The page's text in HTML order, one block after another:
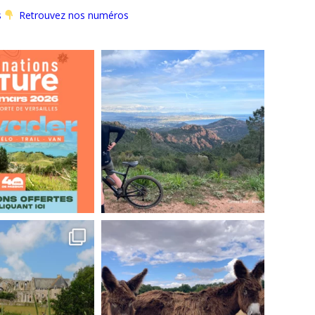
Retrouvez nos numéros